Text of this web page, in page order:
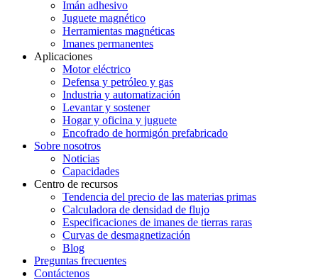
Imán adhesivo
Juguete magnético
Herramientas magnéticas
Imanes permanentes
Aplicaciones
Motor eléctrico
Defensa y petróleo y gas
Industria y automatización
Levantar y sostener
Hogar y oficina y juguete
Encofrado de hormigón prefabricado
Sobre nosotros
Noticias
Capacidades
Centro de recursos
Tendencia del precio de las materias primas
Calculadora de densidad de flujo
Especificaciones de imanes de tierras raras
Curvas de desmagnetización
Blog
Preguntas frecuentes
Contáctenos